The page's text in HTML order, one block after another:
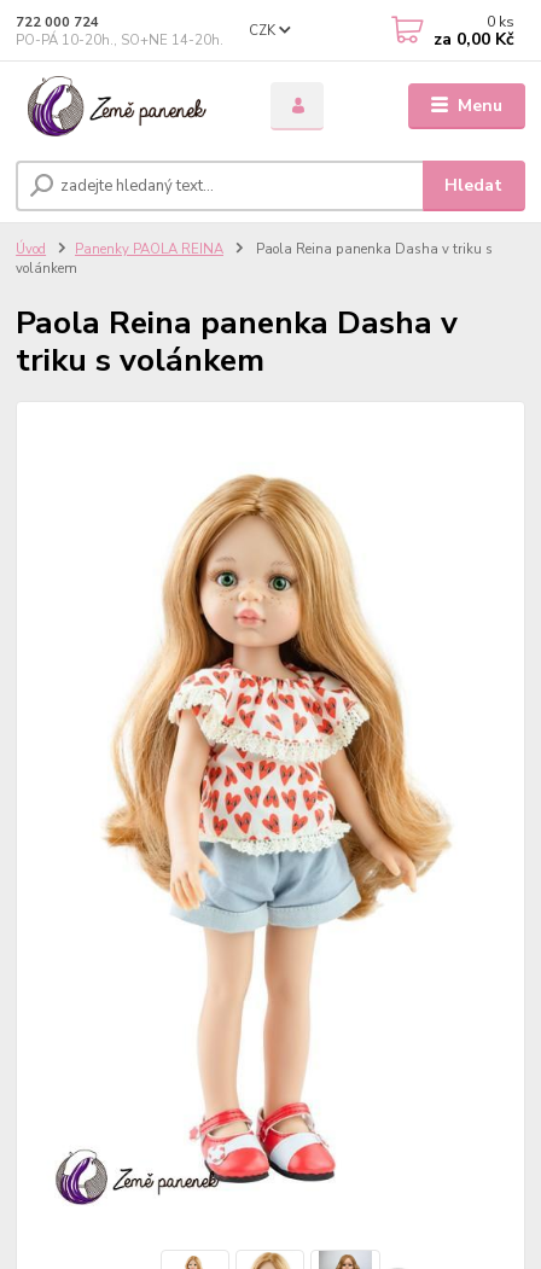
Menu
CZK
Hledat
722 000 724
PO-PÁ 10-20h., SO+NE 14-20h.
0 ks
za 0,00 Kč
Úvod Panenky PAOLA REINA
Paola Reina panenka Dasha v triku s
volánkem
Paola Reina panenka Dasha v
triku s volánkem